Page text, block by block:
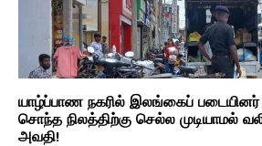
யாழ்ப்பாண நகரில் இலங்கைப் படையினர்
சொந்த நிலத்திற்கு செல்ல முடியாமல்
அவதி!